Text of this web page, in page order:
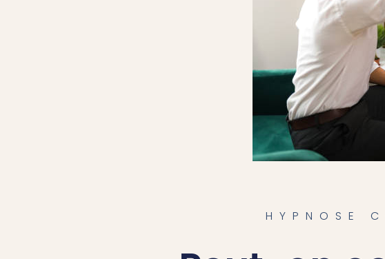
HYPNOSE RÉGRESSIVE
HYPNOTHERAPIE
HYPNOSE ET SEXUALITÉ
HYPNOSE CONTRE LE STRESS
HYPNOSE PERTE DE POIDS
HYPNOSE DU SOMMEIL
HYPNOSE